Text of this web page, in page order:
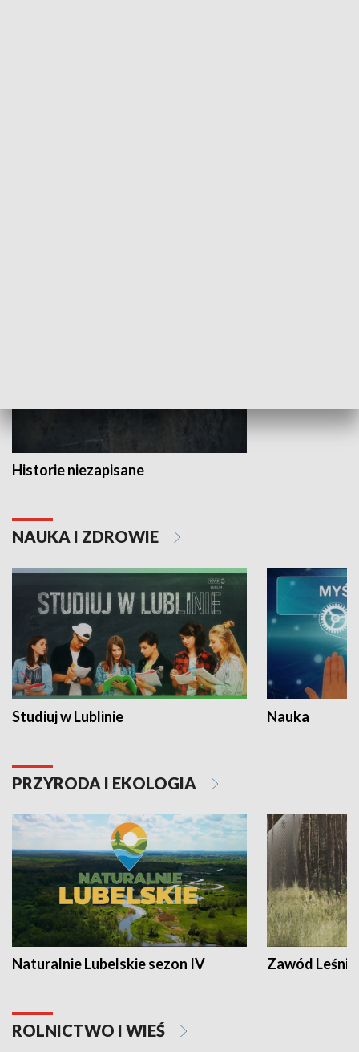
Historie niezapisane
NAUKA I ZDROWIE
Studiuj w Lublinie Nauka
PRZYRODA I EKOLOGIA
Naturalnie Lubelskie sezon IV Zawód Leśnik
ROLNICTWO I WIEŚ